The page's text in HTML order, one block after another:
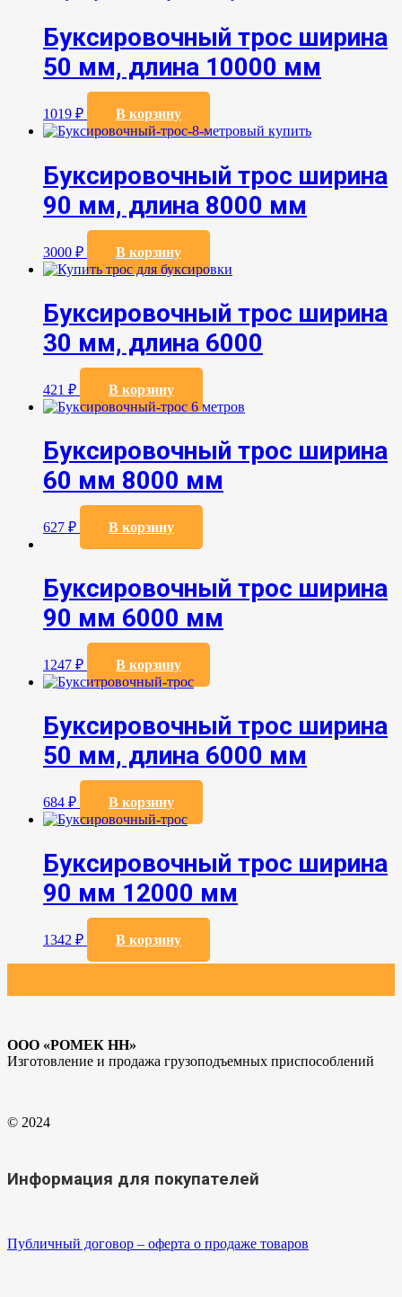
Буксировочный трос ширина
50 мм, длина 10000 мм
1019 ₽ В корзину
Буксировочный трос ширина
90 мм, длина 8000 мм
3000 ₽ В корзину
Буксировочный трос ширина
30 мм, длина 6000
421 ₽ В корзину
Буксировочный трос ширина
60 мм 8000 мм
627 ₽ В корзину
Буксировочный трос ширина
90 мм 6000 мм
1247 ₽ В корзину
Буксировочный трос ширина
50 мм, длина 6000 мм
684 ₽ В корзину
Буксировочный трос ширина
90 мм 12000 мм
1342 ₽ В корзину
ООО «РОМЕК НН»
Изготовление и продажа грузоподъемных приспособлений
© 2024
Информация для покупателей
Публичный договор – оферта о продаже товаров